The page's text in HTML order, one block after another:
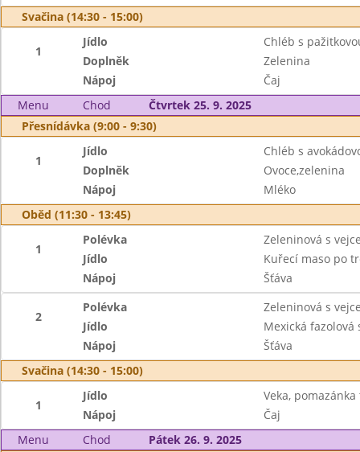
Svačina (14:30 - 15:00)
1
Jídlo
Chléb s
Doplněk
Zelenina
Nápoj
Čaj
Menu
Chod
Čtvrtek 25. 9. 2025
Přesnídávka (9:00 - 9:30)
1
Jídlo
Chléb s
Doplněk
Ovoce,zelenina
Nápoj
Mléko
Oběd (11:30 - 13:45)
1
Polévka
Zeleninová s
Jídlo
Kuřecí maso po
Nápoj
Šťáva
2
Polévka
Zeleninová s
Jídlo
Mexická
Nápoj
Šťáva
Svačina (14:30 - 15:00)
1
Jídlo
Veka,
Nápoj
Čaj
Menu
Chod
Pátek 26. 9. 2025